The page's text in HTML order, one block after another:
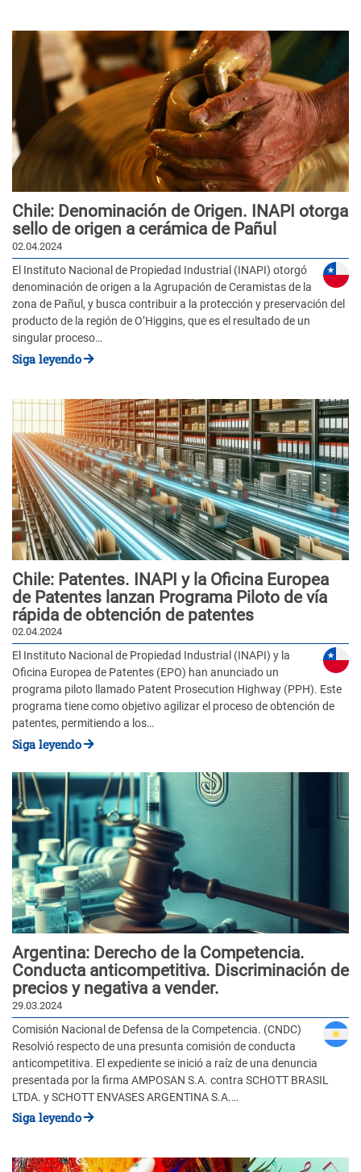
Chile: Denominación de Origen. INAPI otorga
sello de origen a cerámica de Pañul
02.04.2024
El Instituto Nacional de Propiedad Industrial (INAPI) otorgó
denominación de origen a la Agrupación de Ceramistas de la
zona de Pañul, y busca contribuir a la protección y preservación del
producto de la región de O’Higgins, que es el resultado de un
singular proceso…
Siga leyendo
Chile: Patentes. INAPI y la Oficina Europea
de Patentes lanzan Programa Piloto de vía
rápida de obtención de patentes
02.04.2024
El Instituto Nacional de Propiedad Industrial (INAPI) y la
Oficina Europea de Patentes (EPO) han anunciado un
programa piloto llamado Patent Prosecution Highway (PPH). Este
programa tiene como objetivo agilizar el proceso de obtención de
patentes, permitiendo a los…
Siga leyendo
Argentina: Derecho de la Competencia.
Conducta anticompetitiva. Discriminación de
precios y negativa a vender.
29.03.2024
Comisión Nacional de Defensa de la Competencia. (CNDC)
Resolvió respecto de una presunta comisión de conducta
anticompetitiva. El expediente se inició a raíz de una denuncia
presentada por la firma AMPOSAN S.A. contra SCHOTT BRASIL
LTDA. y SCHOTT ENVASES ARGENTINA S.A.…
Siga leyendo